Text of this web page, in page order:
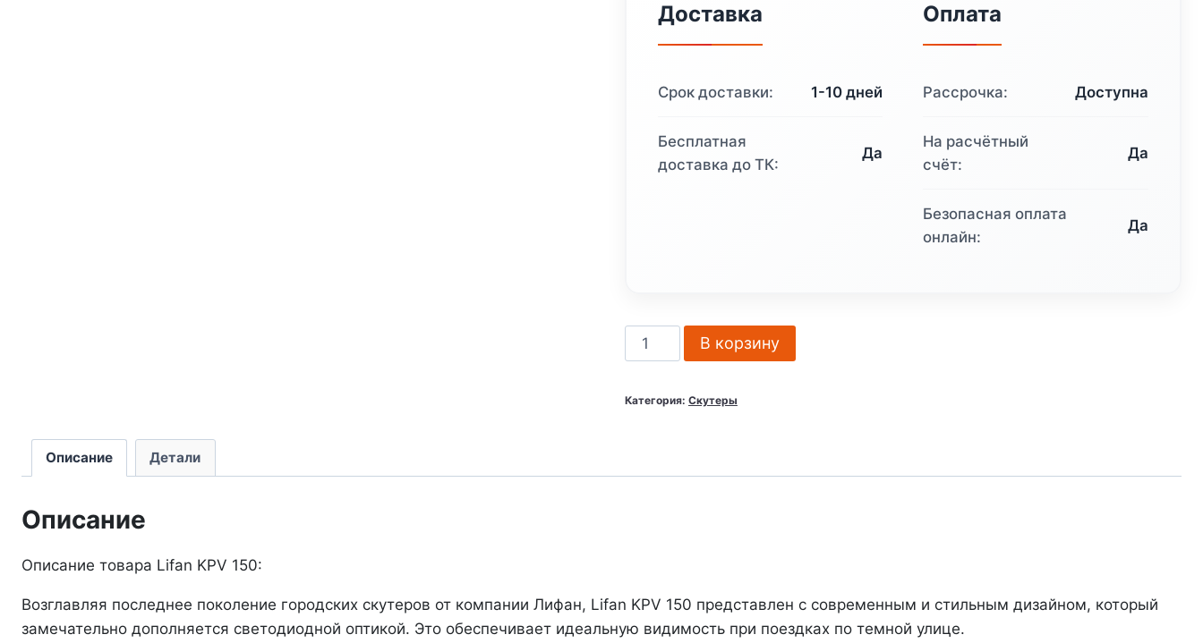
Доставка
Срок доставки: 1-10 дней
Бесплатная
доставка до ТК:
Да
Оплата
Рассрочка: Доступна
На расчётный
счёт:
Да
Безопасная оплата
онлайн:
Да
Количество
товара
Lifan
(ПТС)
В корзину
Категория: Скутеры
Описание Детали
Описание
Описание товара Lifan KPV 150:
Возглавляя последнее поколение городских скутеров от компании Лифан, Lifan KPV 150 представлен с современным и стильным дизайном, который
замечательно дополняется светодиодной оптикой. Это обеспечивает идеальную видимость при поездках по темной улице.